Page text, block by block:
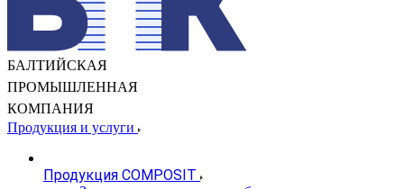
БАЛТИЙСКАЯ
ПРОМЫШЛЕННАЯ
КОМПАНИЯ
Продукция и услуги
Продукция COMPOSIT